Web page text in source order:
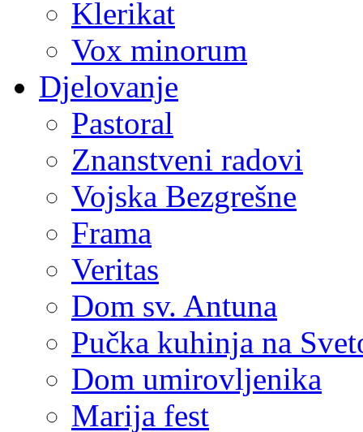
Klerikat
Vox minorum
Djelovanje
Pastoral
Znanstveni radovi
Vojska Bezgrešne
Frama
Veritas
Dom sv. Antuna
Pučka kuhinja na
Dom umirovljenika
Marija fest